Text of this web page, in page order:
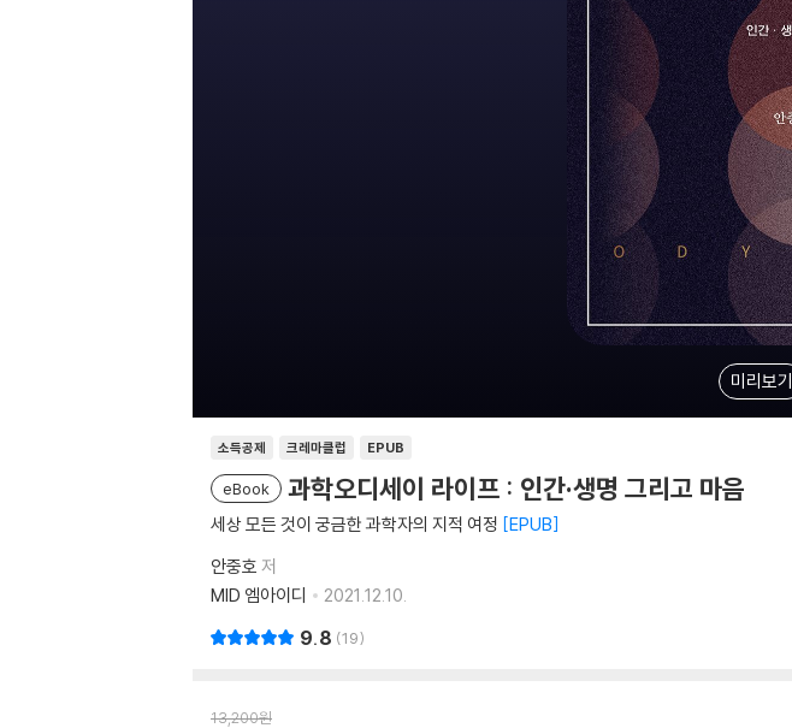
미리보기
소득공제 크레마클럽 EPUB
eBook 과학오디세이 라이프 : 인간·생명 그리고 마음
세상 모든 것이 궁금한 과학자의 지적 여정 EPUB
안중호 저
MID 엠아이디
2021.12.10.
9.8 19
13,200원